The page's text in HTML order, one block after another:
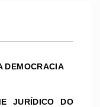
DEMOCRACIA
JURÍDICO DO